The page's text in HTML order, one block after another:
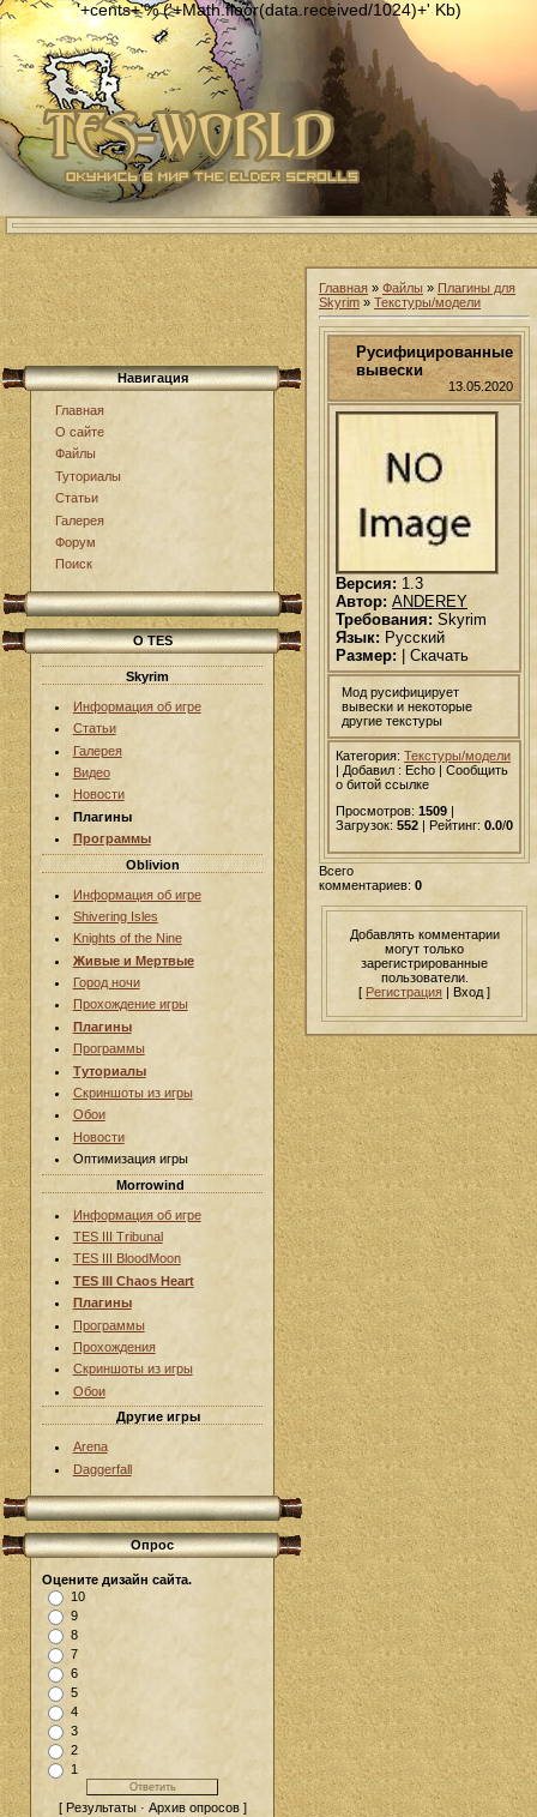
Навигация
Главная
О сайте
Файлы
Туториалы
Статьи
Галерея
Форум
Поиск
О TES
Skyrim
Информация об игре
Статьи
Галерея
Видео
Новости
Плагины
Программы
Oblivion
Информация об игре
Shivering Isles
Knights of the Nine
Живые и Мертвые
Город ночи
Прохождение игры
Плагины
Программы
Туториалы
Скриншоты из игры
Обои
Новости
Оптимизация игры
Morrowind
Информация об игре
TES III Tribunal
TES III BloodMoon
TES III Chaos Heart
Плагины
Программы
Прохождения
Скриншоты из игры
Обои
Другие игры
Arena
Daggerfall
Опрос
Оцените дизайн сайта.
10
9
8
7
6
5
4
3
2
1
[ Результаты · Архив опросов ]
Главная » Файлы » Плагины для
Skyrim » Текстуры/модели
Русифицированные
вывески
13.05.2020
Версия: 1.3
Автор: ANDEREY
Требования: Skyrim
Язык: Русский
Размер: | Скачать
Мод русифицирует
вывески и некоторые
другие текстуры
Категория: Текстуры/модели
| Добавил : Echo | Сообщить
о битой ссылке
Просмотров: 1509
Загрузок: 552 | Рейтинг: 0.0/0
Всего
комментариев: 0
Добавлять комментарии
могут только
зарегистрированные
пользователи.
[ Регистрация | Вход ]
'+cents+'% ('+Math.floor(data.received/1024)+' Kb)